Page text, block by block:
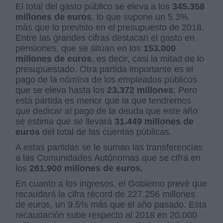
El total del gasto público se eleva a los 345.358
millones de euros, lo que supone un 5.3%
más que lo previsto en el presupuesto de 2018.
Entre las grandes cifras destacan el gasto en
pensiones, que se sitúan en los 153.000
millones de euros, es decir, casi la mitad de lo
presupuestado. Otra partida importante es el
pago de la nómina de los empleados públicos
que se eleva hasta los 23.372 millones; Pero
esta partida es menor que la que tendremos
que dedicar al pago de la deuda que este año
se estima que se llevará 31.449 millones de
euros del total de las cuentas públicas.
A estas partidas se le suman las transferencias
a las Comunidades Autónomas que se cifra en
los 261.900 millones de euros.
En cuanto a los ingresos, el Gobierno prevé que
recaudará la cifra récord de 227.256 millones
de euros, un 9.5% más que el año pasado. Esta
recaudación sube respecto al 2018 en 20.000